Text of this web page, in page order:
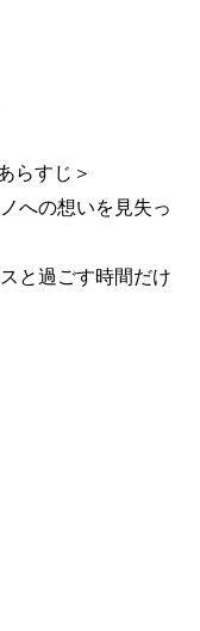
らすじ＞
への想いを見失っ
と過ごす時間だけ